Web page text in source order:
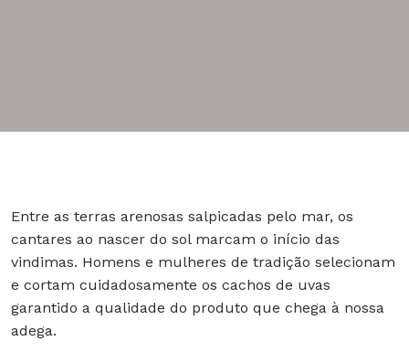
Entre as terras arenosas salpicadas pelo mar, os
cantares ao nascer do sol marcam o início das
vindimas. Homens e mulheres de tradição selecionam
e cortam cuidadosamente os cachos de uvas
garantido a qualidade do produto que chega à nossa
adega.